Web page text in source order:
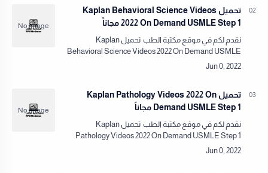
تحميل Kaplan Behavioral Science Videos
2022 On Demand USMLE Step 1 مجاناً
نقدم لكم في موقع مكتبة الطب تحميل Kaplan
Behavioral Science Videos 2022 On Demand USMLE
Step 1 مجاناً!نقدم لكم في مكتبة الطب كل ما يلزم من كتب
تحميل Kaplan Pathology Videos 2022 On
Demand USMLE Step 1 مجاناً
نقدم لكم في موقع مكتبة الطب تحميل Kaplan
Pathology Videos 2022 On Demand USMLE Step 1
مجاناً!نقدم لكم في مكتبة الطب كل ما يلزم من كتب